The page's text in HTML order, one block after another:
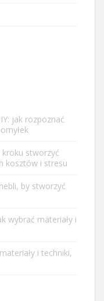
jak rozpoznać
kroku stworzyć
kosztów i stresu
by stworzyć
wybrać materiały i
i techniki,